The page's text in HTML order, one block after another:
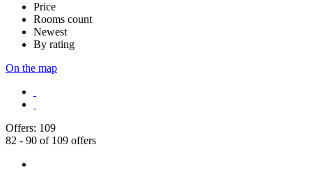
Price
Rooms count
Newest
By rating
On the map
Offers: 109
82 - 90 of 109 offers